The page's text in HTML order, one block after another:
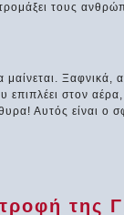
τους
μαίνεται.
στον
Αυτός είναι ο
της